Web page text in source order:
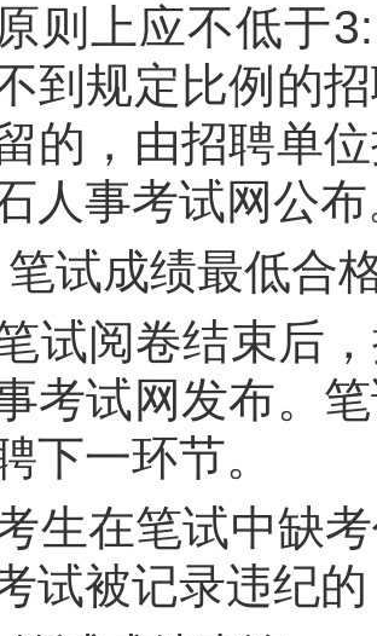
则上应不低于
到规定比例的
的，由招聘单
人事考试网公布
笔试成绩最低合
试阅卷结束后
考试网发布。
下一环节。
生在笔试中缺
试被记录违纪